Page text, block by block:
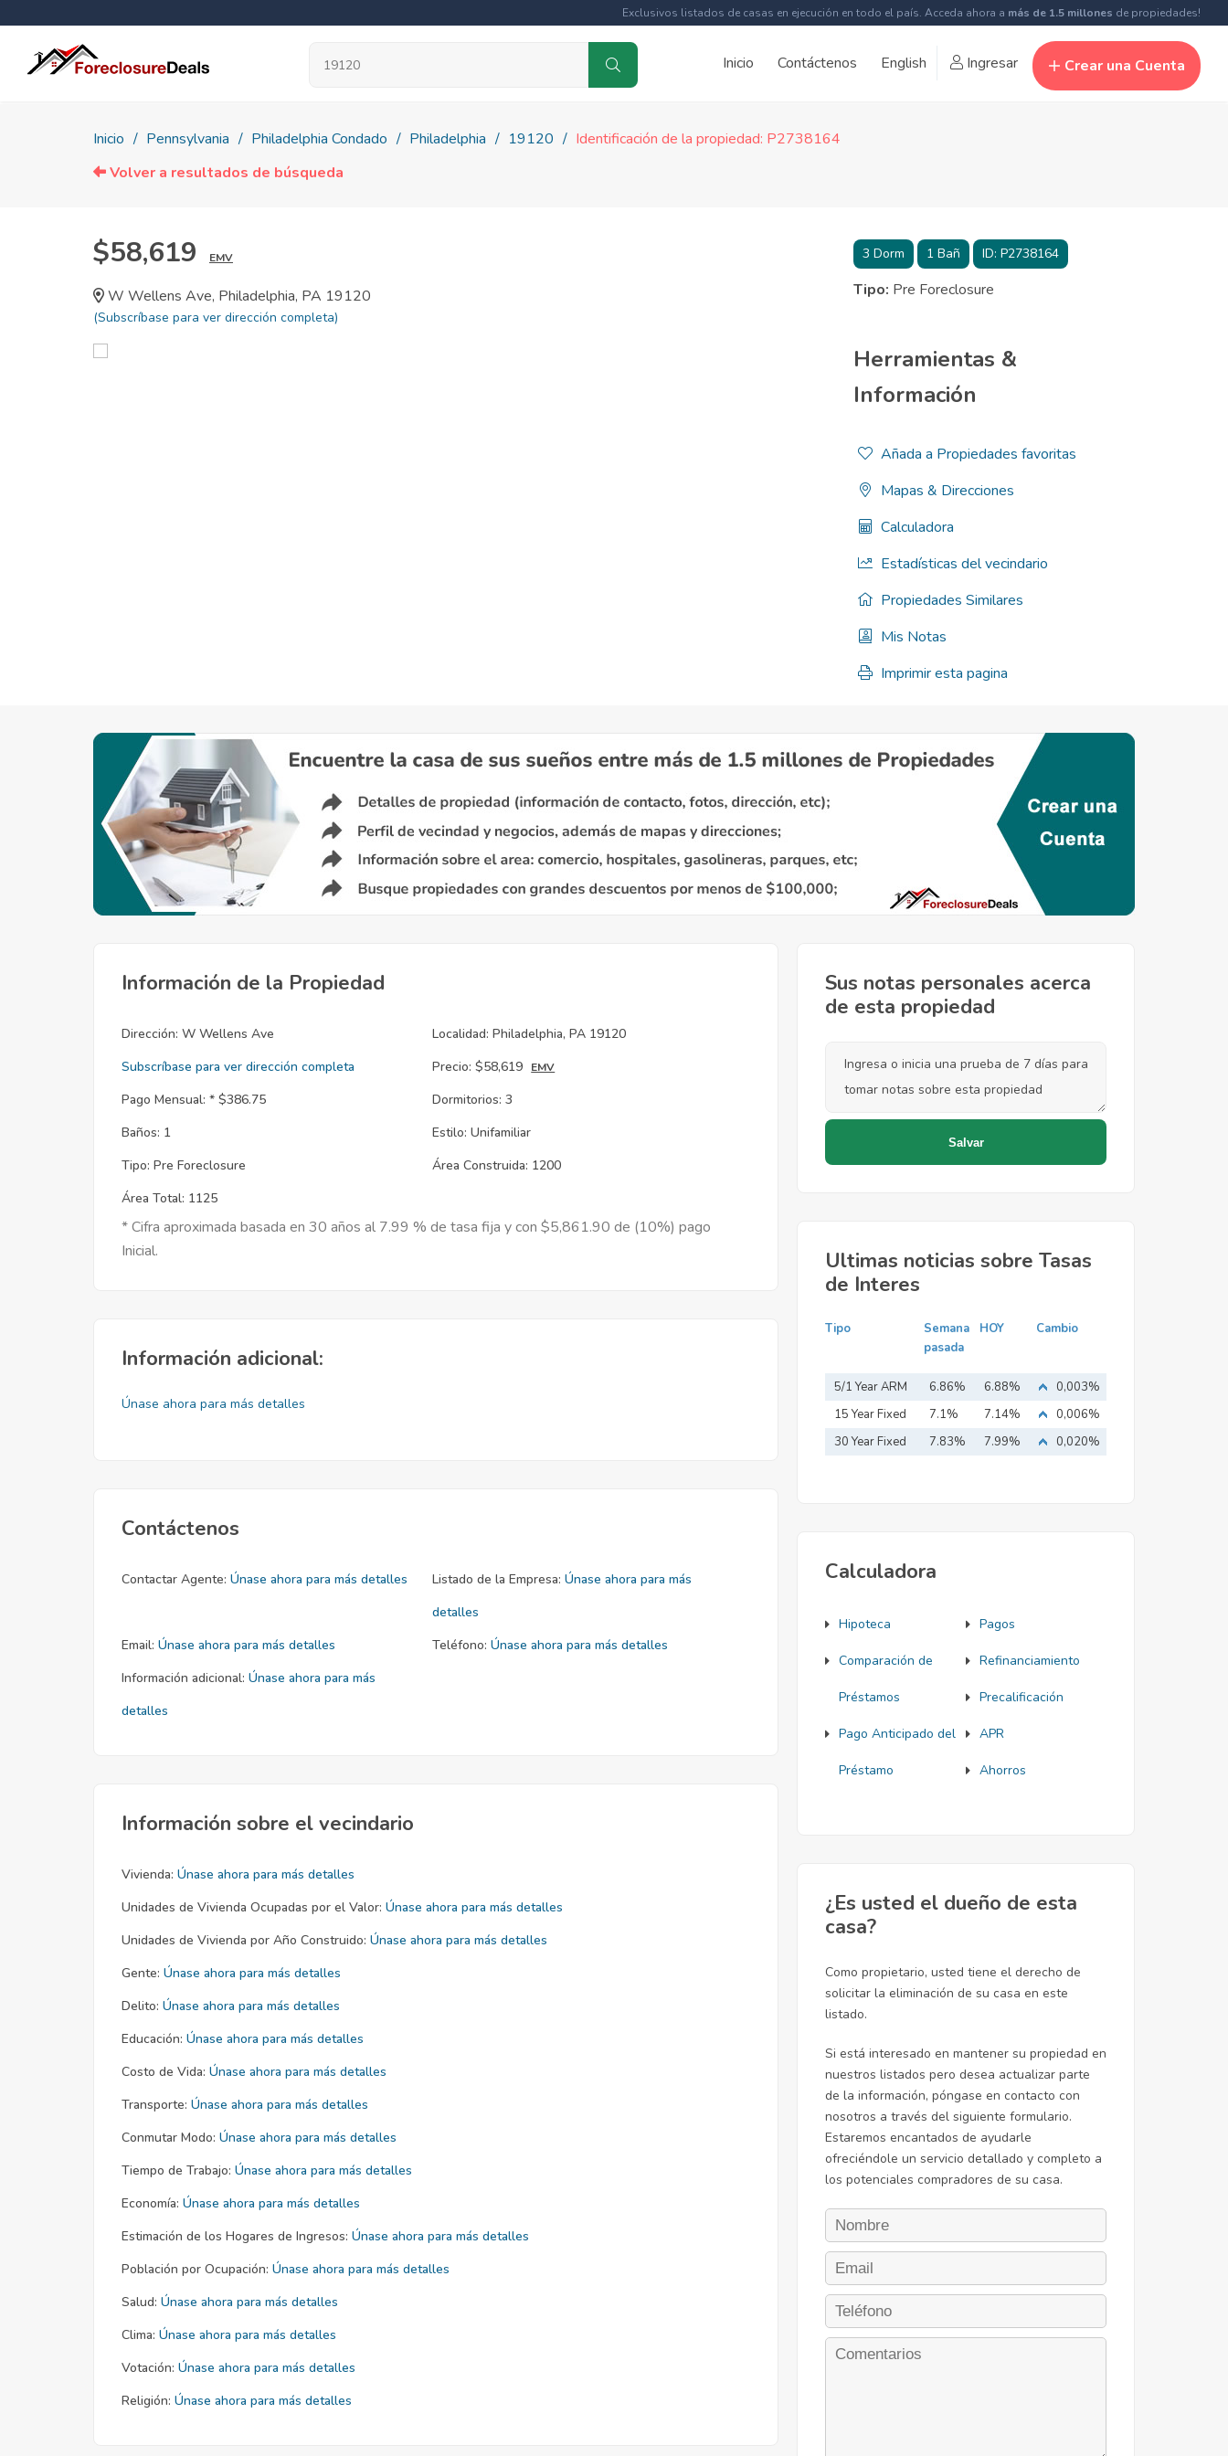
Exclusivos listados de casas en ejecución en todo el país. Acceda ahora a más de 1.5 millones de propiedades!
Inicio Contáctenos English Ingresar Crear una Cuenta
Inicio Pennsylvania Philadelphia Condado Philadelphia 19120
Identificación de la propiedad: P2738164
Volver a resultados de búsqueda
$58,619 EMV
W Wellens Ave, Philadelphia, PA 19120
(Subscríbase para ver dirección completa)
3Dorm 1Bañ ID: P2738164
Tipo: Pre Foreclosure
Herramientas &
Información
Añada a Propiedades favoritas
Mapas & Direcciones
Calculadora
Estadísticas del vecindario
Propiedades Similares
Mis Notas
Imprimir esta pagina
Información de la Propiedad
Dirección: W Wellens Ave
Subscríbase para ver dirección completa
Localidad: Philadelphia, PA 19120
Precio: $58,619 EMV
Pago Mensual: * $386.75 Dormitorios: 3
Baños: 1 Estilo: Unifamiliar
Tipo: Pre Foreclosure Área Construida: 1200
Área Total: 1125
* Cifra aproximada basada en 30 años al 7.99 % de tasa fija y con $5,861.90 de (10%) pago
Inicial.
Información adicional:
Únase ahora para más detalles
Contáctenos
Contactar Agente: Únase ahora para más detalles Listado de la Empresa: Únase ahora para más
detalles
Email: Únase ahora para más detalles Teléfono: Únase ahora para más detalles
Información adicional: Únase ahora para más
detalles
Información sobre el vecindario
Vivienda: Únase ahora para más detalles
Unidades de Vivienda Ocupadas por el Valor: Únase ahora para más detalles
Unidades de Vivienda por Año Construido: Únase ahora para más detalles
Gente: Únase ahora para más detalles
Delito: Únase ahora para más detalles
Educación: Únase ahora para más detalles
Costo de Vida: Únase ahora para más detalles
Transporte: Únase ahora para más detalles
Conmutar Modo: Únase ahora para más detalles
Tiempo de Trabajo: Únase ahora para más detalles
Economía: Únase ahora para más detalles
Estimación de los Hogares de Ingresos: Únase ahora para más detalles
Población por Ocupación: Únase ahora para más detalles
Salud: Únase ahora para más detalles
Clima: Únase ahora para más detalles
Votación: Únase ahora para más detalles
Religión: Únase ahora para más detalles
Sus notas personales acerca
de esta propiedad
Ultimas noticias sobre Tasas
de Interes
Tipo
Semana
pasada
HOY Cambio
5/1 Year ARM 6.86% 6.88%
0,003%
15 Year Fixed
Mortgage
7.1% 7.14%
0,006%
30 Year Fixed
7.83% 7.99% 0,020%
Calculadora
Hipoteca Pagos
Comparación de
Préstamos
Refinanciamiento
Precalificación
Pago Anticipado del
Préstamo
APR
Ahorros
¿Es usted el dueño de esta
casa?
Como propietario, usted tiene el derecho de
solicitar la eliminación de su casa en este
listado.
Si está interesado en mantener su propiedad en
nuestros listados pero desea actualizar parte
de la información, póngase en contacto con
nosotros a través del siguiente formulario.
Estaremos encantados de ayudarle
ofreciéndole un servicio detallado y completo a
los potenciales compradores de su casa.